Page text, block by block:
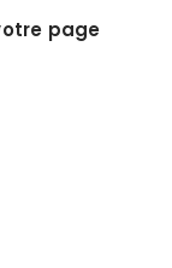
page